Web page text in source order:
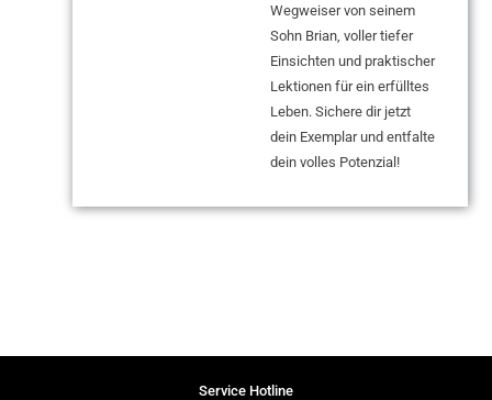
Wegweiser von seinem
Sohn Brian, voller tiefer
Einsichten und praktischer
Lektionen für ein erfülltes
Leben. Sichere dir jetzt
dein Exemplar und entfalte
dein volles Potenzial!
Service Hotline